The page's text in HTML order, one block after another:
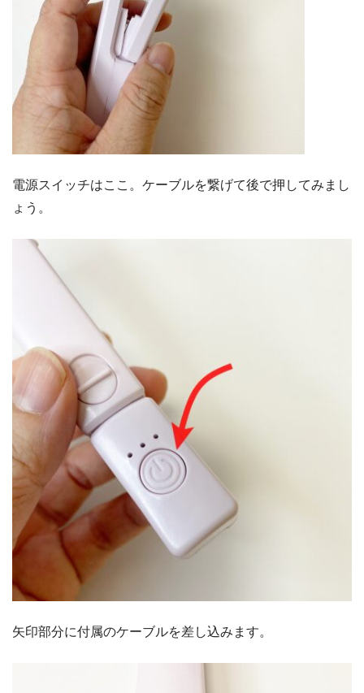
電源スイッチはここ。ケーブルを繋げて後で押してみまし
ょう。
矢印部分に付属のケーブルを差し込みます。